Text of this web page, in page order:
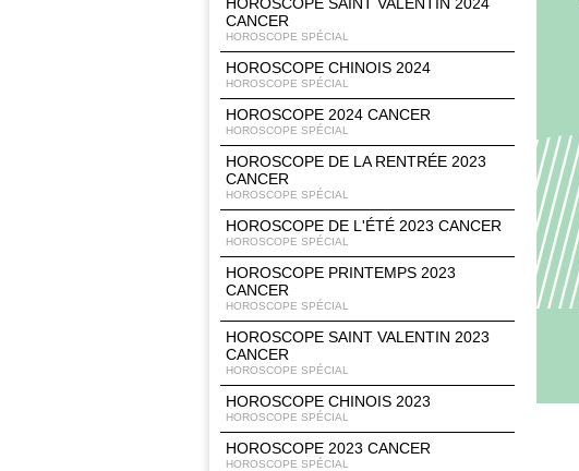
CANCER
HOROSCOPE SPÉCIAL
HOROSCOPE CHINOIS 2024
HOROSCOPE SPÉCIAL
HOROSCOPE 2024 CANCER
HOROSCOPE SPÉCIAL
HOROSCOPE DE LA RENTRÉE 2023
CANCER
HOROSCOPE SPÉCIAL
HOROSCOPE DE L'ÉTÉ 2023 CANCER
HOROSCOPE SPÉCIAL
HOROSCOPE PRINTEMPS 2023
CANCER
HOROSCOPE SPÉCIAL
HOROSCOPE SAINT VALENTIN 2023
CANCER
HOROSCOPE SPÉCIAL
HOROSCOPE CHINOIS 2023
HOROSCOPE SPÉCIAL
HOROSCOPE 2023 CANCER
HOROSCOPE SPÉCIAL